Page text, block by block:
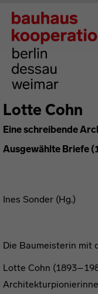
Lotte Cohn
Eine schreibende
Ausgewählte Briefe
Ines Sonder (Hg.)
Die Baumeisterin mit
Lotte Cohn